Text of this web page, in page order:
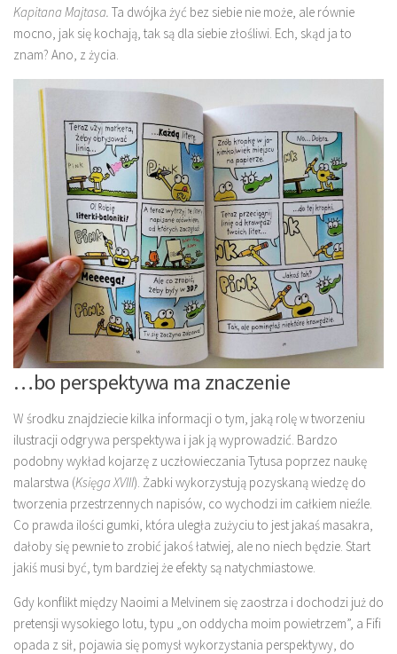
Kapitana Majtasa. Ta dwójka żyć bez siebie nie może, ale równie
mocno, jak się kochają, tak są dla siebie złośliwi. Ech, skąd ja to
znam? Ano, z życia.
…bo perspektywa ma znaczenie
W środku znajdziecie kilka informacji o tym, jaką rolę w tworzeniu
ilustracji odgrywa perspektywa i jak ją wyprowadzić. Bardzo
podobny wykład kojarzę z uczłowieczania Tytusa poprzez naukę
malarstwa (Księga XVIII). Żabki wykorzystują pozyskaną wiedzę do
tworzenia przestrzennych napisów, co wychodzi im całkiem nieźle.
Co prawda ilości gumki, która uległa zużyciu to jest jakaś masakra,
dałoby się pewnie to zrobić jakoś łatwiej, ale no niech będzie. Start
jakiś musi być, tym bardziej że efekty są natychmiastowe.
Gdy konflikt między Naoimi a Melvinem się zaostrza i dochodzi już do
pretensji wysokiego lotu, typu „on oddycha moim powietrzem”, a Fifi
opada z sił, pojawia się pomysł wykorzystania perspektywy, do